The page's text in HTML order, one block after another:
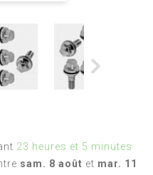
23 heures et 5 minutes
sam. 8 août et mar. 11